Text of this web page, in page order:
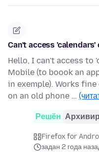
Can't access
Hello, I can't access to
Mobile (to boook an
in exemple). Works
on an old phone …
Решён
Firefox for
задан 2 года